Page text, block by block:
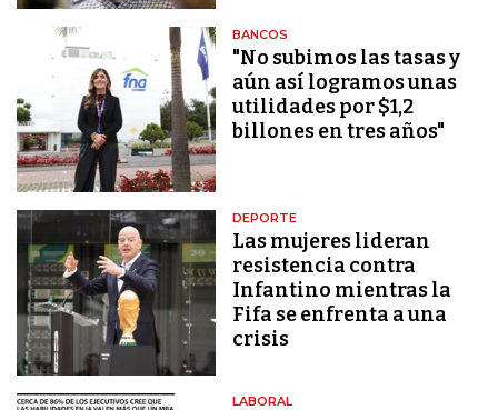
BANCOS
"No subimos las tasas y
aún así logramos unas
utilidades por $1,2
billones en tres años"
DEPORTE
Las mujeres lideran
resistencia contra
Infantino mientras la
Fifa se enfrenta a una
crisis
LABORAL